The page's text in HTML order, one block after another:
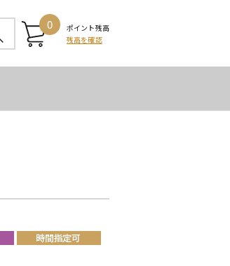
0
ポイント残高
残高を確認